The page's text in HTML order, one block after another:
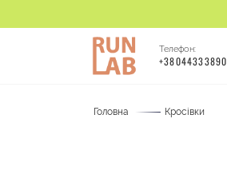
Телефон:
Головна Кросівки